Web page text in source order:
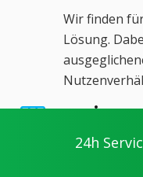
Wir finden
Lösung.
Unsere
24h